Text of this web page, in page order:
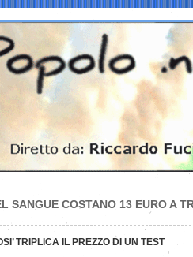
SANGUE COSTANO 13 EURO A
TRIPLICA IL PREZZO DI UN TEST